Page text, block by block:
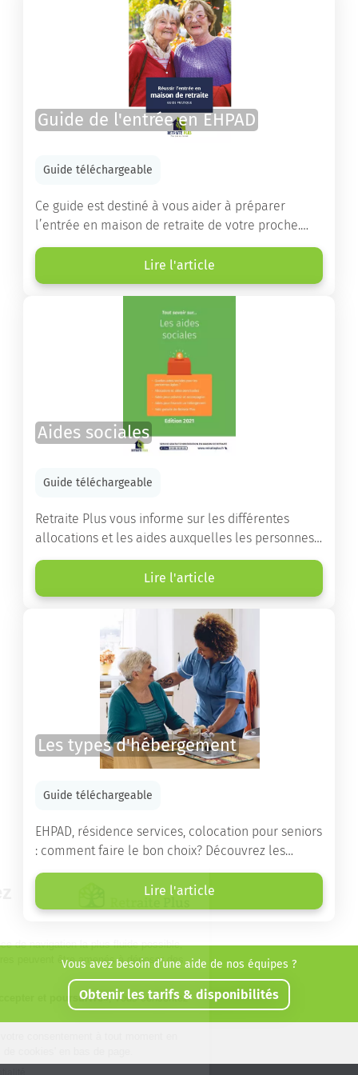
Guide de l'entrée en EHPAD
Guide téléchargeable
Ce guide est destiné à vous aider à préparer
l’entrée en maison de retraite de votre proche.
Vous y trouverez un panorama des différents types
d’établissements ainsi que des conseils pratiques
destinés à orienter les familles et à leur faciliter
Lire l'article
Aides sociales
Guide téléchargeable
Retraite Plus vous informe sur les différentes
allocations et les aides auxquelles les personnes
âgées ont droit pour financer un séjour en maison
de retraite ou un maintien à domicile.
Lire l'article
Les types d'hébergement
Guide téléchargeable
EHPAD, résidence services, colocation pour seniors
: comment faire le bon choix? Découvrez les
différents types d'hébergement adaptés à nos
Lire l'article
Vous avez besoin d’une aide de nos équipes ?
Obtenir les tarifs & disponibilités